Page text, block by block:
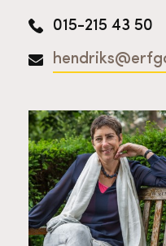
015-215 43 50